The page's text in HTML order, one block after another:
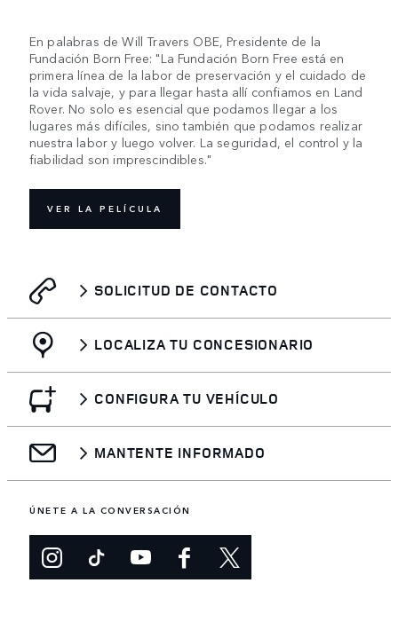
En palabras de Will Travers OBE, Presidente de la
Fundación Born Free: "La Fundación Born Free está en
primera línea de la labor de preservación y el cuidado de
la vida salvaje, y para llegar hasta allí confiamos en Land
Rover. No solo es esencial que podamos llegar a los
lugares más difíciles, sino también que podamos realizar
nuestra labor y luego volver. La seguridad, el control y la
fiabilidad son imprescindibles."
VER LA PELÍCULA
SOLICITUD DE CONTACTO
LOCALIZA TU CONCESIONARIO
CONFIGURA TU VEHÍCULO
MANTENTE INFORMADO
ÚNETE A LA CONVERSACIÓN